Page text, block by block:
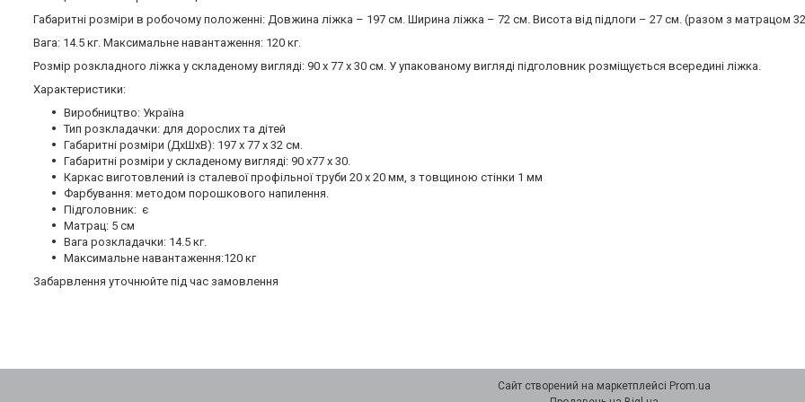
Габаритні розміри в робочому положенні: Довжина ліжка – 197 см. Ширина ліжка – 72 см. Висота від підлоги – 27 см. (разом з матрацом
Вага: 14.5 кг. Максимальне навантаження: 120 кг.
Розмір розкладного ліжка у складеному вигляді: 90 х 77 х 30 см. У упакованому вигляді підголовник розміщується всередині ліжка.
Характеристики:
Виробництво: Україна
Тип розкладачки: для дорослих та дітей
Габаритні розміри (ДхШхВ): 197 х 77 х 32 см.
Габаритні розміри у складеному вигляді: 90 х77 х 30.
Каркас виготовлений із сталевої профільної труби 20 х 20 мм, з товщиною стінки 1 мм
Фарбування: методом порошкового напилення.
Підголовник: є
Матрац: 5 см
Вага розкладачки: 14.5 кг.
Максимальне навантаження:120 кг
Забарвлення уточнюйте під час замовлення
Сайт створений на маркетплейсі Prom.ua